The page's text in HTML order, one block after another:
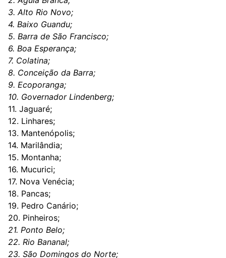
3. Alto Rio Novo;
4. Baixo Guandu;
5. Barra de São Francisco;
6. Boa Esperança;
7. Colatina;
8. Conceição da Barra;
9. Ecoporanga;
10. Governador Lindenberg;
11. Jaguaré;
12. Linhares;
13. Mantenópolis;
14. Marilândia;
15. Montanha;
16. Mucurici;
17. Nova Venécia;
18. Pancas;
19. Pedro Canário;
20. Pinheiros;
21. Ponto Belo;
22. Rio Bananal;
23. São Domingos do Norte;